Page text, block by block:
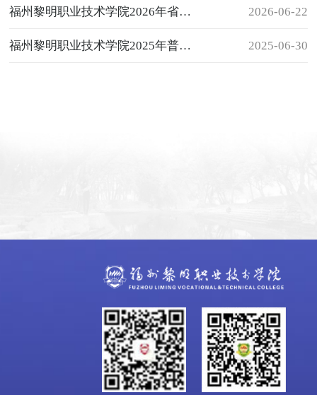
福州黎明职业技术学院2026年省外普通高考招生计划一览表 2026-06-22
福州黎明职业技术学院2025年普通高考省外招生计划一览表 2025-06-30